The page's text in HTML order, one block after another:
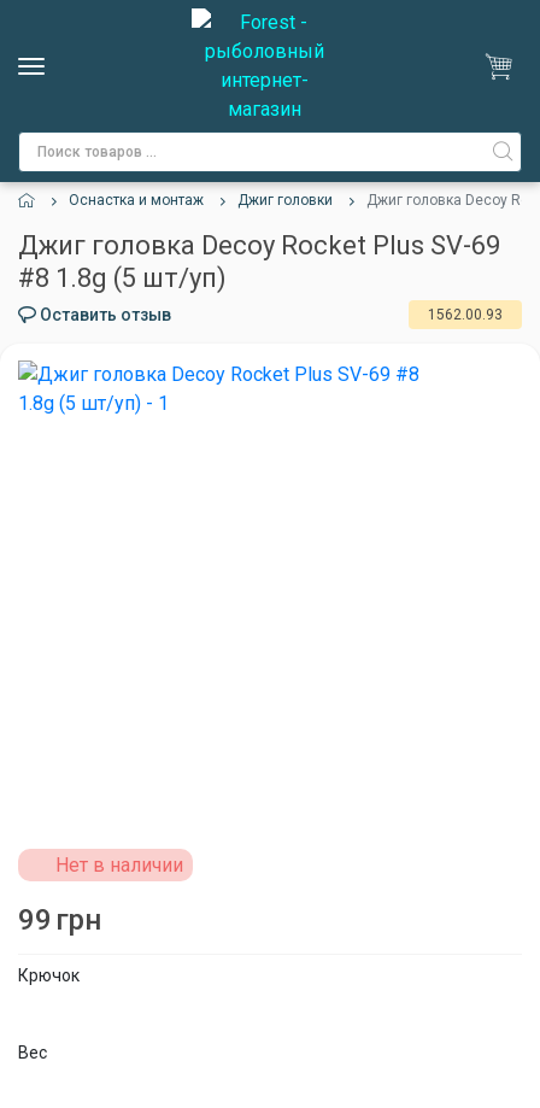
Оснастка и монтаж Джиг головки Джиг головка Decoy
Джиг головка Decoy Rocket Plus SV-69
#8 1.8g (5 шт/уп)
Оставить отзыв 1562.00.93
Крючок
Вес
Нет в наличии
99 грн